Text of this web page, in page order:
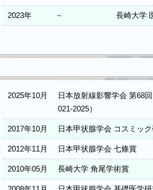
2023年 － 長崎大学
2025年10月
日本放射線影響学会 第68
021-2025）
2017年10月 日本甲状腺学会 コスミッ
2012年11月 日本甲状腺学会 七條賞
2010年05月 長崎大学 角尾学術賞